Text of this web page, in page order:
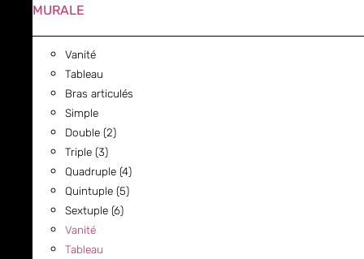
MURALE
Vanité
Tableau
Bras articulés
Simple
Double (2)
Triple (3)
Quadruple (4)
Quintuple (5)
Sextuple (6)
Vanité
Tableau